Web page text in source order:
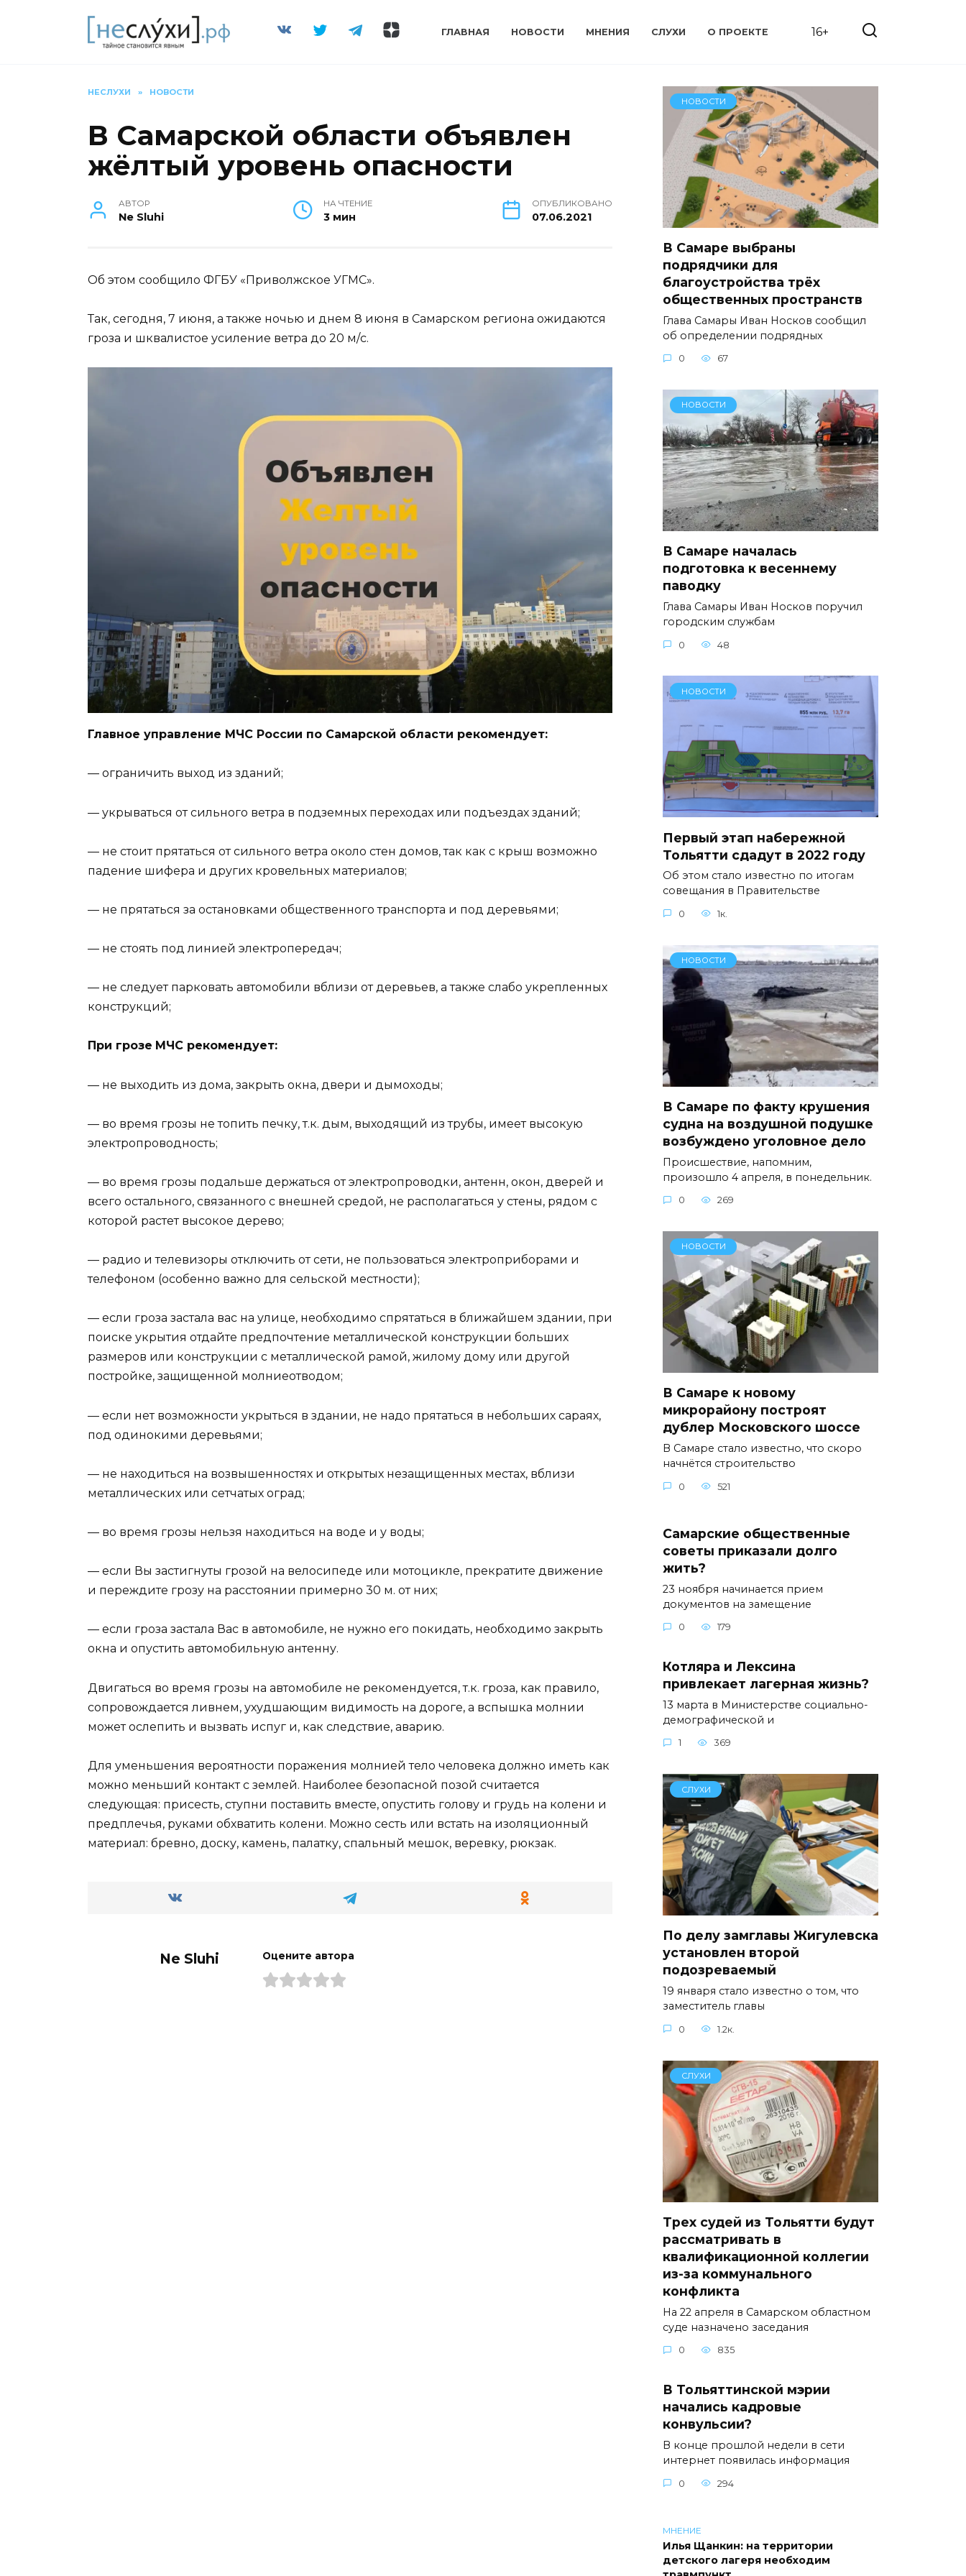
ГЛАВНАЯ НОВОСТИ МНЕНИЯ СЛУХИ О ПРОЕКТЕ 16+
НЕСЛУХИ » НОВОСТИ
В Самарской области объявлен
жёлтый уровень опасности
АВТОР
Ne Sluhi
НА ЧТЕНИЕ
3 мин
ОПУБЛИКОВАНО
07.06.2021
Об этом сообщило ФГБУ «Приволжское УГМС».
Так, сегодня, 7 июня, а также ночью и днем 8 июня в Самарском региона ожидаются
гроза и шквалистое усиление ветра до 20 м/с.
Главное управление МЧС России по Самарской области рекомендует:
— ограничить выход из зданий;
— укрываться от сильного ветра в подземных переходах или подъездах зданий;
— не стоит прятаться от сильного ветра около стен домов, так как с крыш возможно
падение шифера и других кровельных материалов;
— не прятаться за остановками общественного транспорта и под деревьями;
— не стоять под линией электропередач;
— не следует парковать автомобили вблизи от деревьев, а также слабо укрепленных
конструкций;
При грозе МЧС рекомендует:
— не выходить из дома, закрыть окна, двери и дымоходы;
— во время грозы не топить печку, т.к. дым, выходящий из трубы, имеет высокую
электропроводность;
— во время грозы подальше держаться от электропроводки, антенн, окон, дверей и
всего остального, связанного с внешней средой, не располагаться у стены, рядом с
которой растет высокое дерево;
— радио и телевизоры отключить от сети, не пользоваться электроприборами и
телефоном (особенно важно для сельской местности);
— если гроза застала вас на улице, необходимо спрятаться в ближайшем здании, при
поиске укрытия отдайте предпочтение металлической конструкции больших
размеров или конструкции с металлической рамой, жилому дому или другой
постройке, защищенной молниеотводом;
— если нет возможности укрыться в здании, не надо прятаться в небольших сараях,
под одинокими деревьями;
— не находиться на возвышенностях и открытых незащищенных местах, вблизи
металлических или сетчатых оград;
— во время грозы нельзя находиться на воде и у воды;
— если Вы застигнуты грозой на велосипеде или мотоцикле, прекратите движение
и переждите грозу на расстоянии примерно 30 м. от них;
— если гроза застала Вас в автомобиле, не нужно его покидать, необходимо закрыть
окна и опустить автомобильную антенну.
Двигаться во время грозы на автомобиле не рекомендуется, т.к. гроза, как правило,
сопровождается ливнем, ухудшающим видимость на дороге, а вспышка молнии
может ослепить и вызвать испуг и, как следствие, аварию.
Для уменьшения вероятности поражения молнией тело человека должно иметь как
можно меньший контакт с землей. Наиболее безопасной позой считается
следующая: присесть, ступни поставить вместе, опустить голову и грудь на колени и
предплечья, руками обхватить колени. Можно сесть или встать на изоляционный
материал: бревно, доску, камень, палатку, спальный мешок, веревку, рюкзак.
Ne Sluhi Оцените автора
НОВОСТИ
В Самаре выбраны
подрядчики для
благоустройства трёх
общественных пространств
Глава Самары Иван Носков сообщил
об определении подрядных
0 67
НОВОСТИ
В Самаре началась
подготовка к весеннему
паводку
Глава Самары Иван Носков поручил
городским службам
0 48
НОВОСТИ
Первый этап набережной
Тольятти сдадут в 2022 году
Об этом стало известно по итогам
совещания в Правительстве
0 1к.
НОВОСТИ
В Самаре по факту крушения
судна на воздушной подушке
возбуждено уголовное дело
Происшествие, напомним,
произошло 4 апреля, в понедельник.
0 269
НОВОСТИ
В Самаре к новому
микрорайону построят
дублер Московского шоссе
В Самаре стало известно, что скоро
начнётся строительство
0 521
Самарские общественные
советы приказали долго
жить?
23 ноября начинается прием
документов на замещение
0 179
Котляра и Лексина
привлекает лагерная жизнь?
13 марта в Министерстве социально-
демографической и
1 369
СЛУХИ
По делу замглавы Жигулевска
установлен второй
подозреваемый
19 января стало известно о том, что
заместитель главы
0 1.2к.
СЛУХИ
Трех судей из Тольятти будут
рассматривать в
квалификационной коллегии
из-за коммунального
конфликта
На 22 апреля в Самарском областном
суде назначено заседания
0 835
В Тольяттинской мэрии
начались кадровые
конвульсии?
В конце прошлой недели в сети
интернет появилась информация
0 294
МНЕНИЕ
Илья Щанкин: на территории
детского лагеря необходим